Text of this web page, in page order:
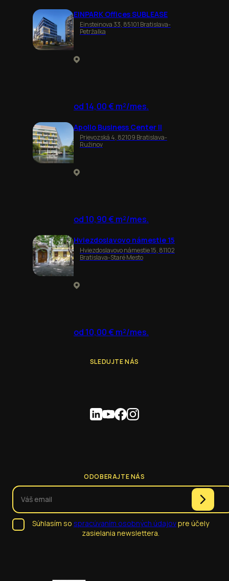
EINPARK Offices SUBLEASE
Einsteinova 33, 85101 Bratislava-
Petržalka
od 14,00 € m²/mes.
Apollo Business Center II
Prievozská 4, 82109 Bratislava-
Ružinov
od 10,90 € m²/mes.
Hviezdoslavovo námestie 15
Hviezdoslavovo námestie 15, 81102
Bratislava-Staré Mesto
od 10,00 € m²/mes.
SLEDUJTE NÁS
ODOBERAJTE NÁS
Súhlasím so spracúvaním osobných údajovpre účely
zasielania newslettera.